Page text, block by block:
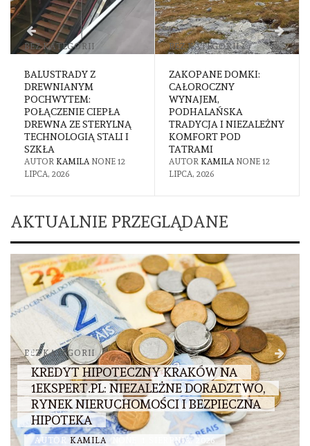
BEZ KATEGORII
BALUSTRADY Z
DREWNIANYM
POCHWYTEM:
POŁĄCZENIE CIEPŁA
DREWNA ZE STERYLNĄ
TECHNOLOGIĄ STALI I
SZKŁA
AUTOR KAMILA NONE 12
LIPCA, 2026
BEZ KATEGORII
ZAKOPANE DOMKI:
CAŁOROCZNY
WYNAJEM,
PODHALAŃSKA
TRADYCJA I NIEZALEŻNY
KOMFORT POD
TATRAMI
AUTOR KAMILA NONE 12
LIPCA, 2026
AKTUALNIE PRZEGLĄDANE
BEZ KATEGORII
KREDYT HIPOTECZNY KRAKÓW NA
1EKSPERT.PL: NIEZALEŻNE DORADZTWO,
RYNEK NIERUCHOMOŚCI I BEZPIECZNA
HIPOTEKA
AUTOR KAMILA 1 SIERPNIA, 2026